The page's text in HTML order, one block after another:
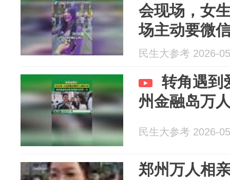
会现场，女
场主动要微
民生大参考 2026-
转角遇到
州金融岛万
民生大参考 2026-
郑州万人相